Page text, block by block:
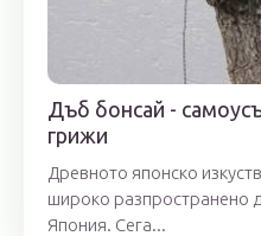
Дъб бонсай -
грижи
Древното японско
широко разпространено
Япония. Сега...